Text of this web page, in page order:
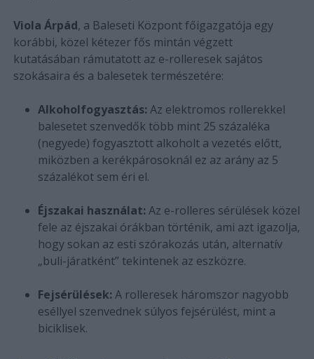
Viola Árpád, a Baleseti Központ főigazgatója egy
korábbi, közel kétezer fős mintán végzett
kutatásában rámutatott az e-rolleresek sajátos
szokásaira és a balesetek természetére:
Alkoholfogyasztás: Az elektromos rollerekkel
balesetet szenvedők több mint 25 százaléka
(negyede) fogyasztott alkoholt a vezetés előtt,
miközben a kerékpárosoknál ez az arány az 5
százalékot sem éri el.
Éjszakai használat: Az e-rolleres sérülések közel
fele az éjszakai órákban történik, ami azt igazolja,
hogy sokan az esti szórakozás után, alternatív
„buli-járatként” tekintenek az eszközre.
Fejsérülések: A rolleresek háromszor nagyobb
eséllyel szenvednek súlyos fejsérülést, mint a
biciklisek.